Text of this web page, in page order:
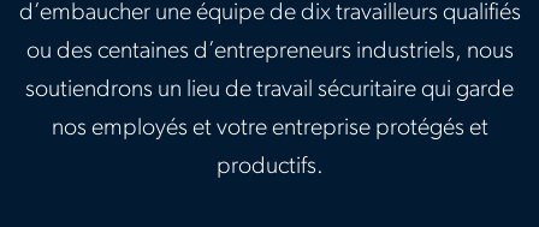
d’embaucher une équipe de dix travailleurs qualifiés
ou des centaines d’entrepreneurs industriels, nous
soutiendrons un lieu de travail sécuritaire qui garde
nos employés et votre entreprise protégés et
productifs.